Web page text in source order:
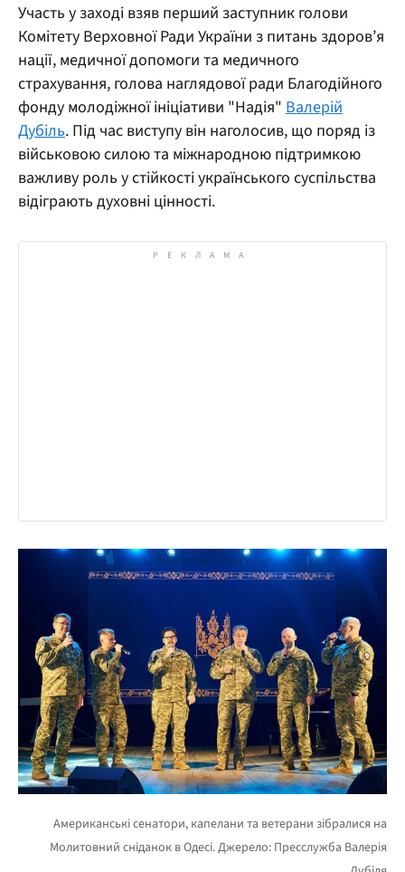
Участь у заході взяв перший заступник голови
Комітету Верховної Ради України з питань здоров’я
нації, медичної допомоги та медичного
страхування, голова наглядової ради Благодійного
фонду молодіжної ініціативи "Надія" Валерій
Дубіль. Під час виступу він наголосив, що поряд із
військовою силою та міжнародною підтримкою
важливу роль у стійкості українського суспільства
відіграють духовні цінності.